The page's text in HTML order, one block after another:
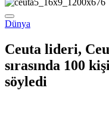
Dünya
Ceuta lideri,
sırasında 100
söyledi